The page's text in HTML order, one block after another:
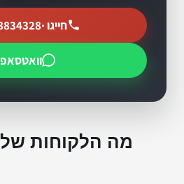
חייגו ·
וואטסאפ
מה הלקוחות